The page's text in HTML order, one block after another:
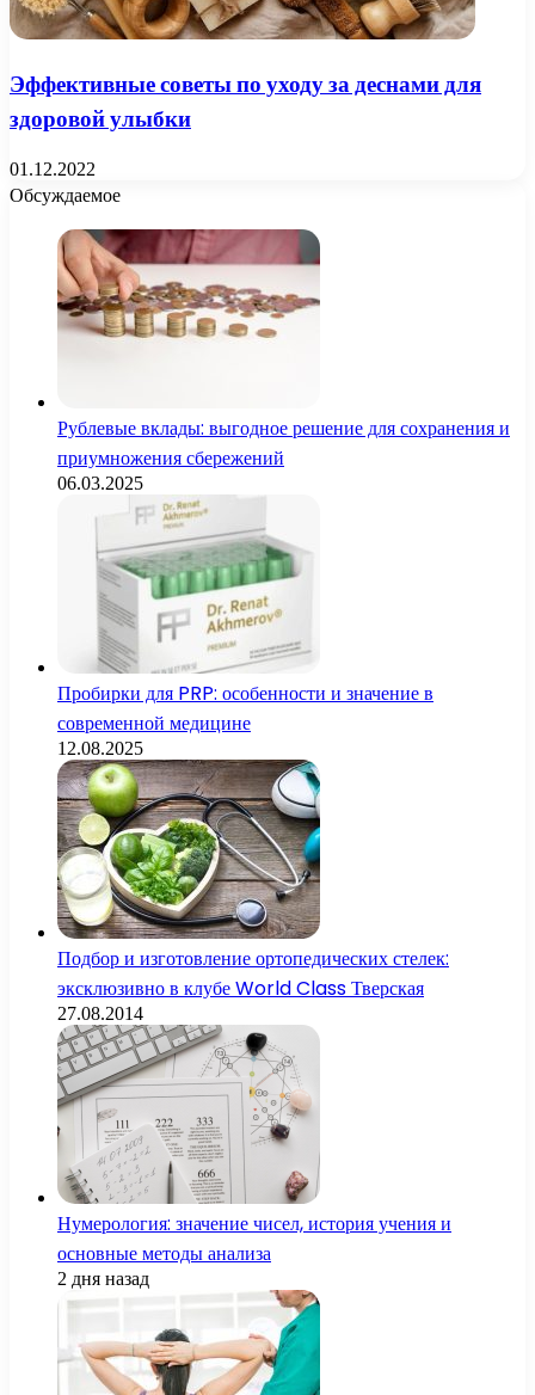
Эффективные советы по уходу за деснами для
здоровой улыбки
01.12.2022
Обсуждаемое
Рублевые вклады: выгодное решение для сохранения и
приумножения сбережений
06.03.2025
Пробирки для PRP: особенности и значение в
современной медицине
12.08.2025
Подбор и изготовление ортопедических стелек:
эксклюзивно в клубе World Class Тверская
27.08.2014
Нумерология: значение чисел, история учения и
основные методы анализа
2 дня назад